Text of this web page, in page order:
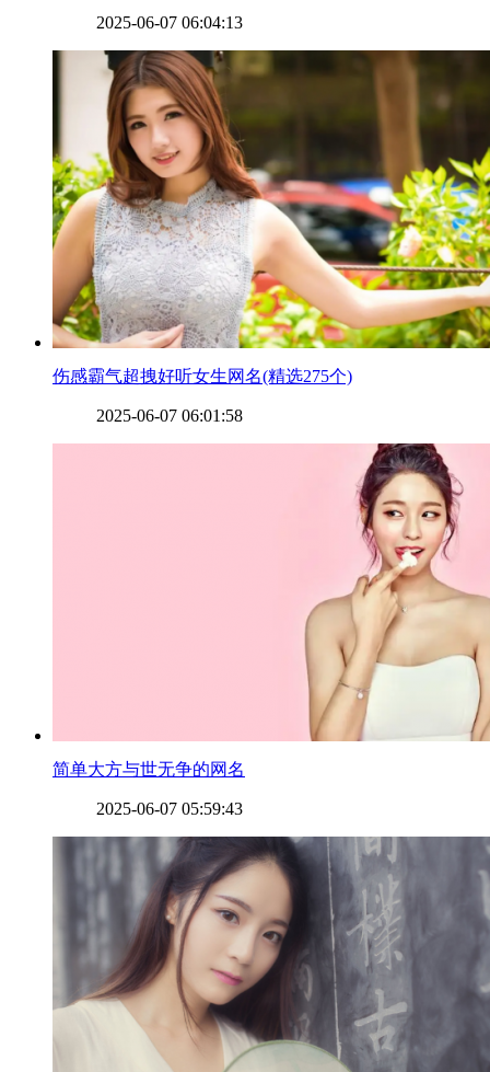
2025-06-07 06:04:13
​伤感霸气超拽好听女生网名(精选275个)
2025-06-07 06:01:58
​简单大方与世无争的网名
2025-06-07 05:59:43